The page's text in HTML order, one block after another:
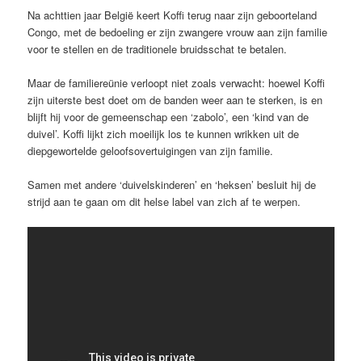
Na achttien jaar België keert Koffi terug naar zijn geboorteland
Congo, met de bedoeling er zijn zwangere vrouw aan zijn familie
voor te stellen en de traditionele bruidsschat te betalen.
Maar de familiereünie verloopt niet zoals verwacht: hoewel Koffi
zijn uiterste best doet om de banden weer aan te sterken, is en
blijft hij voor de gemeenschap een ‘zabolo’, een ‘kind van de
duivel’. Koffi lijkt zich moeilijk los te kunnen wrikken uit de
diepgewortelde geloofsovertuigingen van zijn familie.
Samen met andere ‘duivelskinderen’ en ‘heksen’ besluit hij de
strijd aan te gaan om dit helse label van zich af te werpen.